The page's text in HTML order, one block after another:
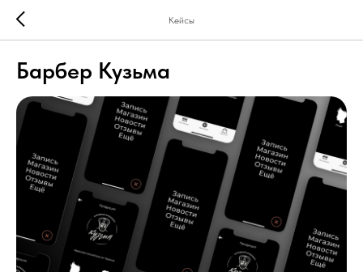
Кейсы
Барбер Кузьма